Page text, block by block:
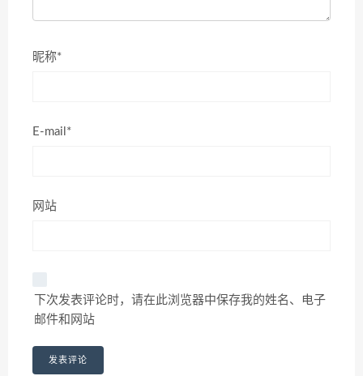
昵称*
E-mail*
网站
下次发表评论时，请在此浏览器中保存我的姓名、电子
邮件和网站